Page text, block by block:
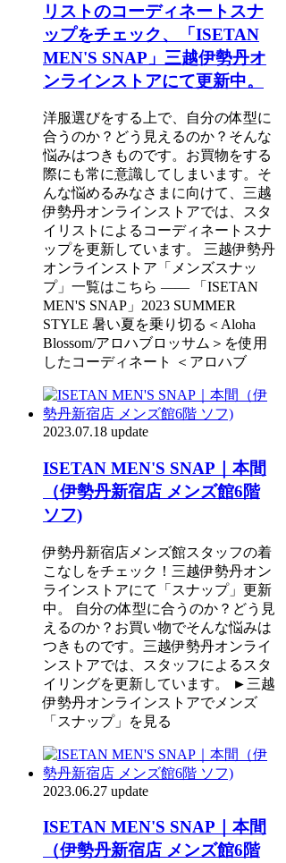
リストのコーディネートスナ
ップをチェック、「ISETAN
MEN'S SNAP」三越伊勢丹オ
ンラインストアにて更新中。
洋服選びをする上で、自分の体型に
合うのか？どう見えるのか？そんな
悩みはつきものです。お買物をする
際にも常に意識してしまいます。そ
んな悩めるみなさまに向けて、三越
伊勢丹オンラインストアでは、スタ
イリストによるコーディネートスナ
ップを更新しています。 三越伊勢丹
オンラインストア「メンズスナッ
プ」一覧はこちら ―― 「ISETAN
MEN'S SNAP」2023 SUMMER
STYLE 暑い夏を乗り切る＜Aloha
Blossom/アロハブロッサム＞を使用
したコーディネート ＜アロハブ
2023.07.18 update
ISETAN MEN'S SNAP｜本間
（伊勢丹新宿店 メンズ館6階
ソフ)
伊勢丹新宿店メンズ館スタッフの着
こなしをチェック！三越伊勢丹オン
ラインストアにて「スナップ」更新
中。 自分の体型に合うのか？どう見
えるのか？お買い物でそんな悩みは
つきものです。三越伊勢丹オンライ
ンストアでは、スタッフによるスタ
イリングを更新しています。 ►三越
伊勢丹オンラインストアでメンズ
「スナップ」を見る
2023.06.27 update
ISETAN MEN'S SNAP｜本間
（伊勢丹新宿店 メンズ館6階